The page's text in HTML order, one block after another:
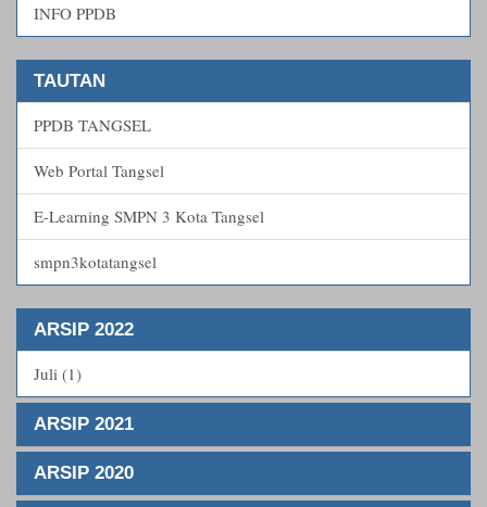
INFO PPDB
TAUTAN
PPDB TANGSEL
Web Portal Tangsel
E-Learning SMPN 3 Kota Tangsel
smpn3kotatangsel
ARSIP 2022
Juli (1)
ARSIP 2021
ARSIP 2020